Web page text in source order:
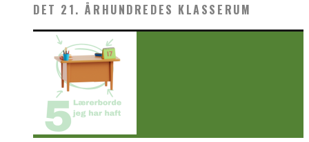
DET 21. ÅRHUNDREDES KLASSERUM